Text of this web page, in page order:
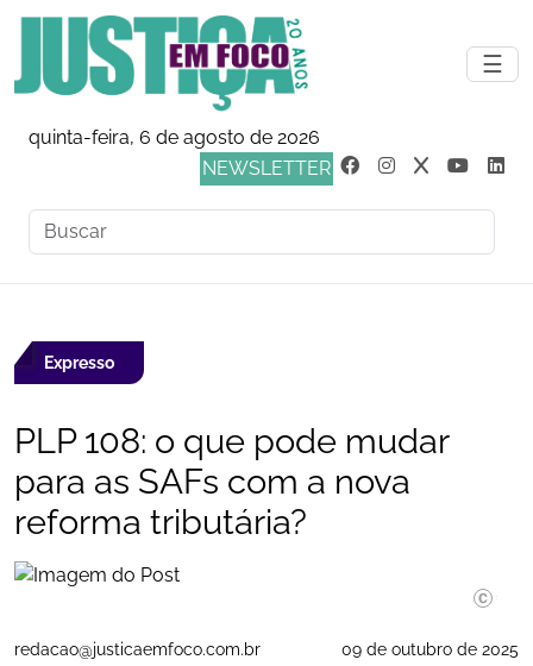
☰
quinta-feira, 6 de agosto de 2026
NEWSLETTER
Expresso
PLP 108: o que pode mudar
para as SAFs com a nova
reforma tributária?
redacao@justicaemfoco.com.br
09 de outubro de 2025